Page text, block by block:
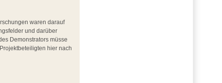
waren darauf
und darüber
Demonstrators müsse
hier nach